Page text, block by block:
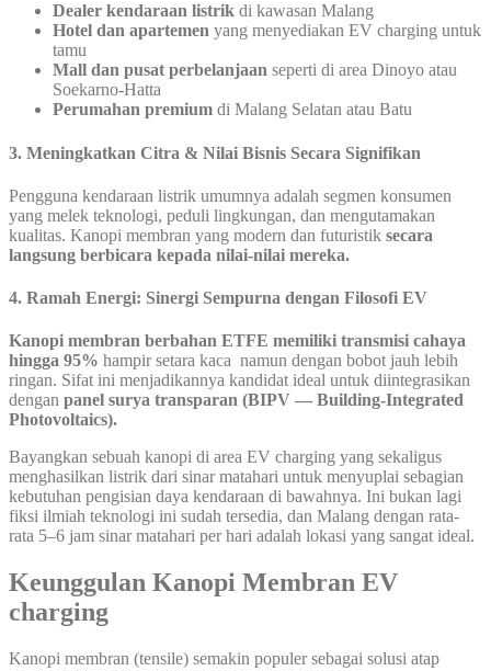
Dealer kendaraan listrik di kawasan Malang
Hotel dan apartemen yang menyediakan EV charging untuk
tamu
Mall dan pusat perbelanjaan seperti di area Dinoyo atau
Soekarno-Hatta
Perumahan premium di Malang Selatan atau Batu
3. Meningkatkan Citra & Nilai Bisnis Secara Signifikan
Pengguna kendaraan listrik umumnya adalah segmen konsumen
yang melek teknologi, peduli lingkungan, dan mengutamakan
kualitas. Kanopi membran yang modern dan futuristik secara
langsung berbicara kepada nilai-nilai mereka.
4. Ramah Energi: Sinergi Sempurna dengan Filosofi EV
Kanopi membran berbahan ETFE memiliki transmisi cahaya
hingga 95% hampir setara kaca namun dengan bobot jauh lebih
ringan. Sifat ini menjadikannya kandidat ideal untuk diintegrasikan
dengan panel surya transparan (BIPV — Building-Integrated
Photovoltaics).
Bayangkan sebuah kanopi di area EV charging yang sekaligus
menghasilkan listrik dari sinar matahari untuk menyuplai sebagian
kebutuhan pengisian daya kendaraan di bawahnya. Ini bukan lagi
fiksi ilmiah teknologi ini sudah tersedia, dan Malang dengan rata-
rata 5–6 jam sinar matahari per hari adalah lokasi yang sangat ideal.
Keunggulan Kanopi Membran EV
charging
Kanopi membran (tensile) semakin populer sebagai solusi atap